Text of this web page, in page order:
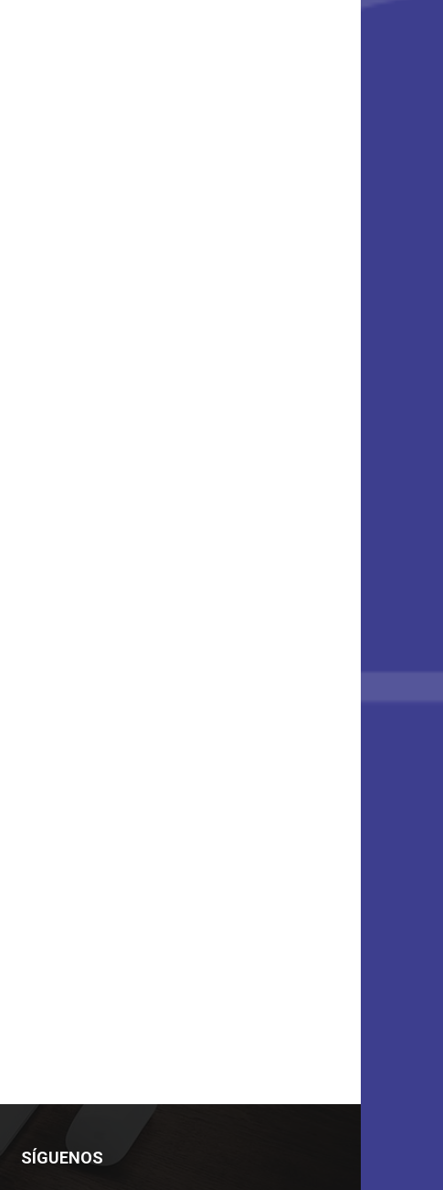
SÍGUENOS